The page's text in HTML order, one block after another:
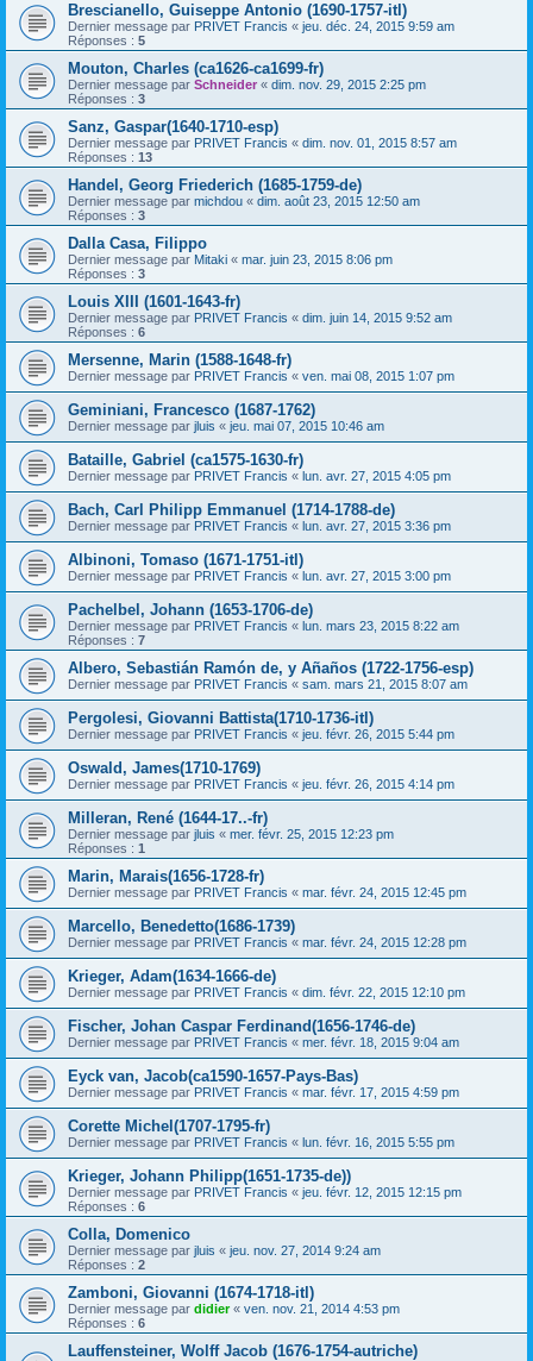
Brescianello, Guiseppe Antonio (1690-1757-itl)
Dernier message par PRIVET Francis « jeu. déc. 24, 2015 9:59 am
Réponses : 5
Mouton, Charles (ca1626-ca1699-fr)
Dernier message par Schneider « dim. nov. 29, 2015 2:25 pm
Réponses : 3
Sanz, Gaspar(1640-1710-esp)
Dernier message par PRIVET Francis « dim. nov. 01, 2015 8:57 am
Réponses : 13
Handel, Georg Friederich (1685-1759-de)
Dernier message par michdou « dim. août 23, 2015 12:50 am
Réponses : 3
Dalla Casa, Filippo
Dernier message par Mitaki « mar. juin 23, 2015 8:06 pm
Réponses : 3
Louis XIII (1601-1643-fr)
Dernier message par PRIVET Francis « dim. juin 14, 2015 9:52 am
Réponses : 6
Mersenne, Marin (1588-1648-fr)
Dernier message par PRIVET Francis « ven. mai 08, 2015 1:07 pm
Geminiani, Francesco (1687-1762)
Dernier message par jluis « jeu. mai 07, 2015 10:46 am
Bataille, Gabriel (ca1575-1630-fr)
Dernier message par PRIVET Francis « lun. avr. 27, 2015 4:05 pm
Bach, Carl Philipp Emmanuel (1714-1788-de)
Dernier message par PRIVET Francis « lun. avr. 27, 2015 3:36 pm
Albinoni, Tomaso (1671-1751-itl)
Dernier message par PRIVET Francis « lun. avr. 27, 2015 3:00 pm
Pachelbel, Johann (1653-1706-de)
Dernier message par PRIVET Francis « lun. mars 23, 2015 8:22 am
Réponses : 7
Albero, Sebastián Ramón de, y Añaños (1722-1756-esp)
Dernier message par PRIVET Francis « sam. mars 21, 2015 8:07 am
Pergolesi, Giovanni Battista(1710-1736-itl)
Dernier message par PRIVET Francis « jeu. févr. 26, 2015 5:44 pm
Oswald, James(1710-1769)
Dernier message par PRIVET Francis « jeu. févr. 26, 2015 4:14 pm
Milleran, René (1644-17..-fr)
Dernier message par jluis « mer. févr. 25, 2015 12:23 pm
Réponses : 1
Marin, Marais(1656-1728-fr)
Dernier message par PRIVET Francis « mar. févr. 24, 2015 12:45 pm
Marcello, Benedetto(1686-1739)
Dernier message par PRIVET Francis « mar. févr. 24, 2015 12:28 pm
Krieger, Adam(1634-1666-de)
Dernier message par PRIVET Francis « dim. févr. 22, 2015 12:10 pm
Fischer, Johan Caspar Ferdinand(1656-1746-de)
Dernier message par PRIVET Francis « mer. févr. 18, 2015 9:04 am
Eyck van, Jacob(ca1590-1657-Pays-Bas)
Dernier message par PRIVET Francis « mar. févr. 17, 2015 4:59 pm
Corette Michel(1707-1795-fr)
Dernier message par PRIVET Francis « lun. févr. 16, 2015 5:55 pm
Krieger, Johann Philipp(1651-1735-de))
Dernier message par PRIVET Francis « jeu. févr. 12, 2015 12:15 pm
Réponses : 6
Colla, Domenico
Dernier message par jluis « jeu. nov. 27, 2014 9:24 am
Réponses : 2
Zamboni, Giovanni (1674-1718-itl)
Dernier message par didier« ven. nov. 21, 2014 4:53 pm
Réponses : 6
Lauffensteiner, Wolff Jacob (1676-1754-autriche)